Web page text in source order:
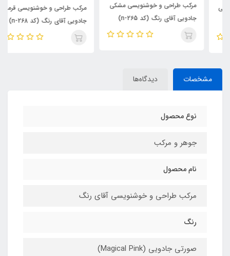
مرکب طراحی و خوشنویسی مشکی
جادویی آقای رنگ (کد n-265)
مرکب طراحی و خوشنویسی قرمز
جادویی آقای رنگ (کد n-268)
مشخصات دیدگاه‌ها
نوع محصول
جوهر و مرکب
نام محصول
مرکب طراحی و خوشنویسی آقای رنگ
رنگ
صورتی جادویی (Magical Pink)